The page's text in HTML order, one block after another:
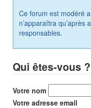
Ce forum est modéré
n’apparaîtra qu’après
responsables.
Qui êtes-vous ?
Votre nom
Votre adresse email